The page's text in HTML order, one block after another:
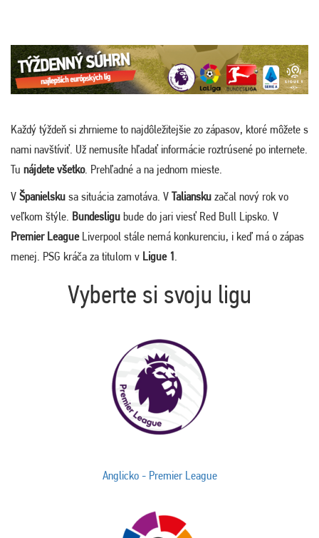
Každý týždeň si zhrnieme to najdôležitejšie zo zápasov, ktoré môžete s
nami navštíviť. Už nemusíte hľadať informácie roztrúsené po internete.
Tu nájdete všetko. Prehľadné a na jednom mieste.
V Španielsku sa situácia zamotáva. V Taliansku začal nový rok vo
veľkom štýle. Bundesligu bude do jari viesť Red Bull Lipsko. V
Premier LeagueLiverpool stále nemá konkurenciu, i keď má o zápas
menej. PSG kráča za titulom v Ligue 1
Vyberte si svoju ligu
Anglicko - Premier League